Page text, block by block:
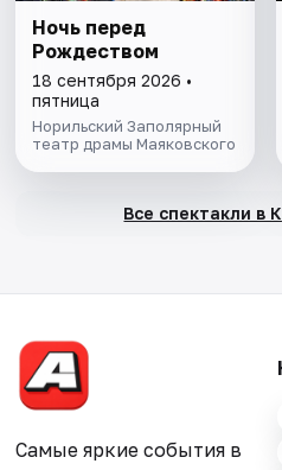
Ночь перед
Рождеством
18 сентября 2026 •
пятница
Норильский Заполярный
театр драмы Маяковского
Все спектакли в
Самые яркие события в